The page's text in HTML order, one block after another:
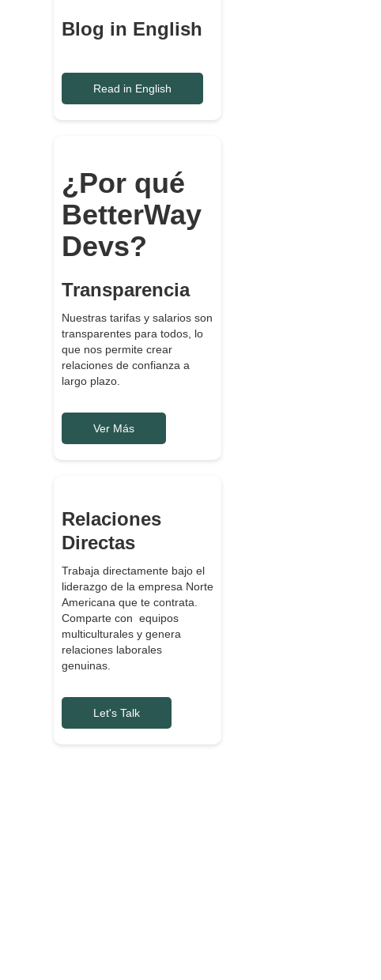
Blog in English
Read in English
¿Por qué
BetterWay
Devs?
Transparencia
Nuestras tarifas y salarios son
transparentes para todos, lo
que nos permite crear
relaciones de confianza a
largo plazo.
Ver Más
Relaciones
Directas
Trabaja directamente bajo el
liderazgo de la empresa Norte
Americana que te contrata.
Comparte con equipos
multiculturales y genera
relaciones laborales
genuinas.
Let's Talk